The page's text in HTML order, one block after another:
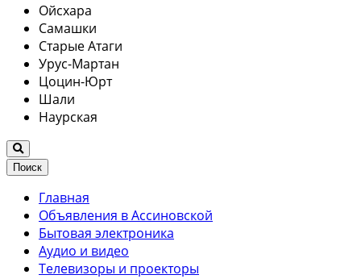
Ойсхара
Самашки
Старые Атаги
Урус-Мартан
Цоцин-Юрт
Шали
Наурская
Поиск
Главная
Объявления в Ассиновской
Бытовая электроника
Аудио и видео
Телевизоры и проекторы